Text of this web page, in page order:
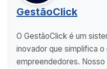
GestãoClick
O GestãoClick é um
inovador que simplifica o
empreendedores.